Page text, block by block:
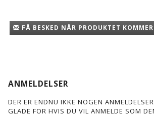
FÅ BESKED NÅR PRODUKTET
ANMELDELSER
DER ER ENDNU IKKE NOGEN
GLADE FOR HVIS DU VIL ANMELDE SOM